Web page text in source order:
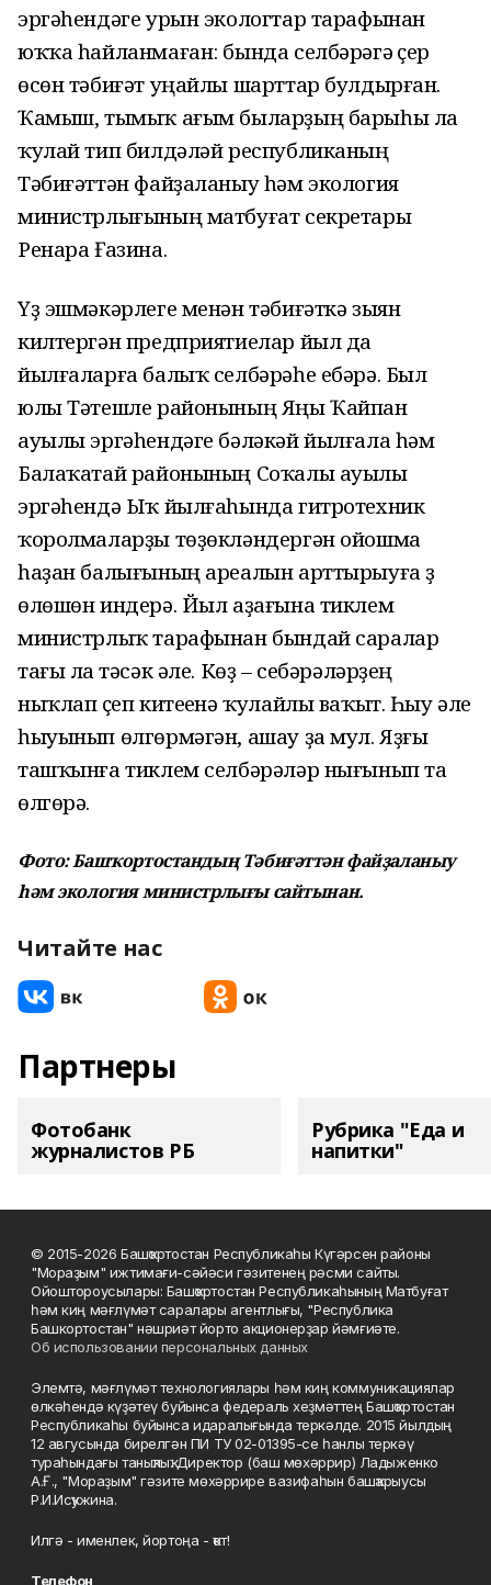
эргәһендәге урын экологтар тарафынан
юҡҡа һайланмаған: бында селбәрәгә үҫер
өсөн тәбиғәт уңайлы шарттар булдырған.
Ҡамыш, тымыҡ ағым быларҙың барыһы ла
ҡулай тип билдәләй республиканың
Тәбиғәттән файҙаланыу һәм экология
министрлығының матбуғат секретары
Ренара Ғазина.
Үҙ эшмәкәрлеге менән тәбиғәткә зыян
килтергән предприятиелар йыл да
йылғаларға балыҡ селбәрәһе ебәрә. Был
юлы Тәтешле районының Яңы Ҡайпан
ауылы эргәһендәге бәләкәй йылғала һәм
Балаҡатай районының Соҡалы ауылы
эргәһендә Ыҡ йылғаһында гитротехник
ҡоролмаларҙы төҙөкләндергән ойошма
һаҙан балығының ареалын арттырыуға үҙ
өлөшөн индерә. Йыл аҙағына тиклем
министрлыҡ тарафынан бындай саралар
тағы ла үтәсәк әле. Көҙ – себәрәләрҙең
ныҡлап үҫеп китеүенә ҡулайлы ваҡыт. Һыу әле
һыуынып өлгөрмәгән, ашау ҙа мул. Яҙғы
ташҡынға тиклем селбәрәләр нығынып та
өлгөрә.
Фото: Башҡортостандың Тәбиғәттән файҙаланыу
һәм экология министрлығы сайтынан.
Читайте нас
Партнеры
Фотобанк
журналистов РБ
Рубрика "Еда и
напитки"
© 2015-2026 Башҡортостан Республикаһы Күгәрсен районы
"Мораҙым" ижтимағи-сәйәси гәзитенең рәсми сайты.
Ойоштороусылары: Башҡортостан Республикаһының Матбуғат
һәм киң мәғлүмәт саралары агентлығы, "Республика
Башкортостан" нәшриәт йорто акционерҙар йәмғиәте.
Об использовании персональных данных
Элемтә, мәғлүмәт технологиялары һәм киң коммуникациялар
өлкәһендә күҙәтеү буйынса федераль хеҙмәттең Башҡортостан
Республикаһы буйынса идаралығында теркәлде. 2015 йылдың
12 авгусында бирелгән ПИ ТУ 02-01395-се һанлы теркәү
тураһындағы таныҡлыҡ. Директор (баш мөхәррир) Ладыженко
А.Ғ., "Мораҙым" гәзите мөхәррире вазифаһын башҡарыусы
Р.И.Исҡужина.
Илгә - именлек, йортоңа - ҡот!
Телефон